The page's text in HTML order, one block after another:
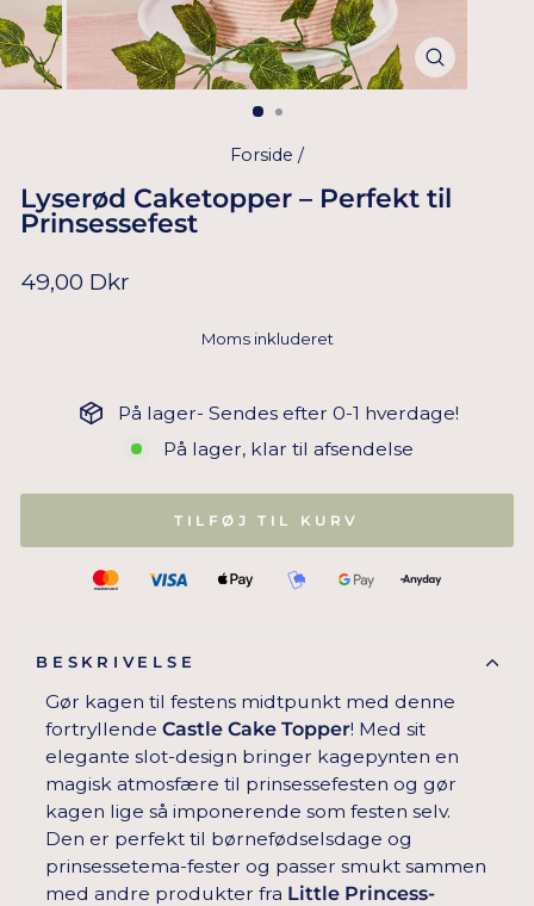
Forside /
Lyserød Caketopper – Perfekt til
Prinsessefest
Normal
49,00 Dkr
Moms inkluderet
På lager- Sendes efter 0-1 hverdage!
På lager, klar til afsendelse
TILFØJ TIL KURV
BESKRIVELSE
Gør kagen til festens midtpunkt med denne
fortryllende Castle Cake Topper! Med sit
elegante slot-design bringer kagepynten en
magisk atmosfære til prinsessefesten og gør
kagen lige så imponerende som festen selv.
Den er perfekt til børnefødselsdage og
prinsessetema-fester og passer smukt sammen
med andre produkter fra Little Princess-